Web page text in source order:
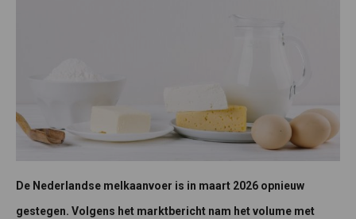
De Nederlandse melkaanvoer is in maart 2026 opnieuw
gestegen. Volgens het marktbericht nam het volume met